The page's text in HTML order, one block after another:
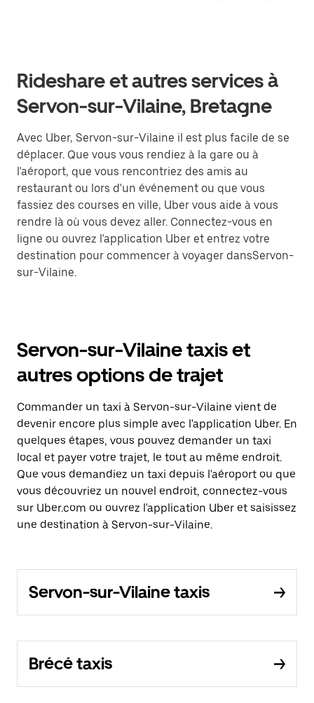
Rideshare et autres services à
Servon-sur-Vilaine, Bretagne
Avec Uber, Servon-sur-Vilaine il est plus facile de se
déplacer. Que vous vous rendiez à la gare ou à
l'aéroport, que vous rencontriez des amis au
restaurant ou lors d'un événement ou que vous
fassiez des courses en ville, Uber vous aide à vous
rendre là où vous devez aller. Connectez-vous en
ligne ou ouvrez l'application Uber et entrez votre
destination pour commencer à voyager dansServon-
sur-Vilaine.
Servon-sur-Vilaine taxis et
autres options de trajet
Commander un taxi à Servon-sur-Vilaine vient de
devenir encore plus simple avec l'application Uber. En
quelques étapes, vous pouvez demander un taxi
local et payer votre trajet, le tout au même endroit.
Que vous demandiez un taxi depuis l'aéroport ou que
vous découvriez un nouvel endroit, connectez-vous
sur Uber.com ou ouvrez l'application Uber et saisissez
une destination à Servon-sur-Vilaine.
Servon-sur-Vilaine taxis
Brécé taxis